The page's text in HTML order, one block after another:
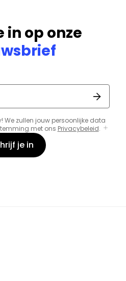
in op onze
We zullen jouw persoonlijke data
met ons Privacybeleid.
je in